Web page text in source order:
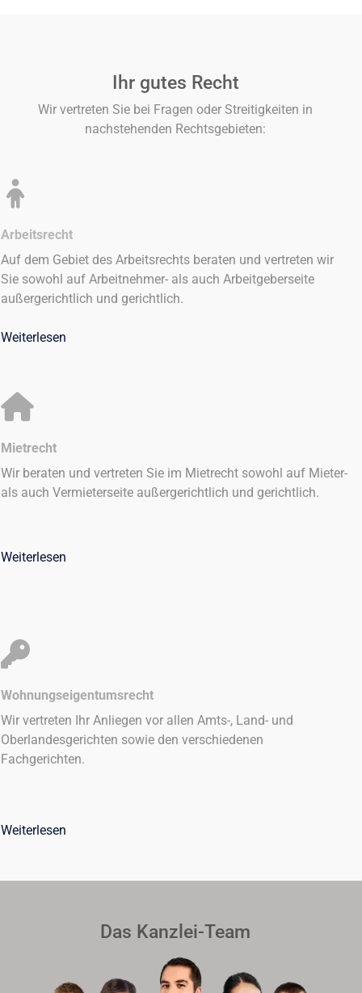
Ihr gutes Recht
Wir vertreten Sie bei Fragen oder Streitigkeiten in
nachstehenden Rechtsgebieten:
Arbeitsrecht
Auf dem Gebiet des Arbeitsrechts beraten und vertreten wir
Sie sowohl auf Arbeitnehmer- als auch Arbeitgeberseite
außergerichtlich und gerichtlich.
Weiterlesen
Mietrecht
Wir beraten und vertreten Sie im Mietrecht sowohl auf Mieter-
als auch Vermieterseite außergerichtlich und gerichtlich.
Weiterlesen
Wohnungseigentumsrecht
Wir vertreten Ihr Anliegen vor allen Amts-, Land- und
Oberlandesgerichten sowie den verschiedenen
Fachgerichten.
Weiterlesen
Das Kanzlei-Team